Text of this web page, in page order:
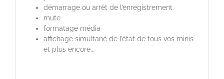
démarrage ou arrêt de l’enregistrement
mute
formatage média
affichage simultané de l’état de tous vos minis
et plus encore…